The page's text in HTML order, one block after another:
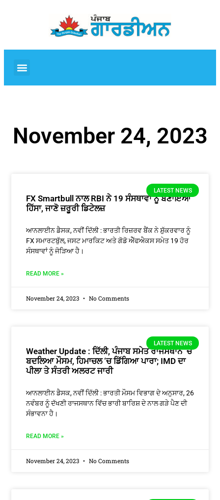
November 24, 2023
LATEST NEWS
FX Smartbull ਨਾਲ RBI ਨੇ 19 ਸੰਸਥਾਵਾਂ ਨੂੰ ਬਣਾਇਆ
ਹਿੱਸਾ, ਜਾਣੋ ਜ਼ਰੂਰੀ ਡਿਟੇਲਜ਼
ਆਨਲਾਈਨ ਡੈਸਕ, ਨਵੀਂ ਦਿੱਲੀ : ਭਾਰਤੀ ਰਿਜ਼ਰਵ ਬੈਂਕ ਨੇ ਸ਼ੁੱਕਰਵਾਰ ਨੂੰ
FX ਸਮਾਰਟਬੁੱਲ, ਜਸਟ ਮਾਰਕਿਟ ਅਤੇ ਗੋਡੋ ਐੱਫਐਕਸ ਸਮੇਤ 19 ਹੋਰ
ਸੰਸਥਾਵਾਂ ਨੂੰ ਜੋੜਿਆ ਹੈ।
READ MORE »
November 24, 2023 No Comments
LATEST NEWS
Weather Update : ਦਿੱਲੀ, ਪੰਜਾਬ ਸਮੇਤ ਰਾਜਸਥਾਨ ‘ਚ
ਬਦਲਿਆ ਮੌਸਮ, ਹਿਮਾਚਲ ‘ਚ ਡਿੱਗਿਆ ਪਾਰਾ; IMD ਦਾ
ਪੀਲਾ ਤੇ ਸੰਤਰੀ ਅਲਰਟ ਜਾਰੀ
ਆਨਲਾਈਨ ਡੈਸਕ, ਨਵੀਂ ਦਿੱਲੀ : ਭਾਰਤੀ ਮੌਸਮ ਵਿਭਾਗ ਦੇ ਅਨੁਸਾਰ, 26
ਨਵੰਬਰ ਨੂੰ ਦੱਖਣੀ ਰਾਜਸਥਾਨ ਵਿੱਚ ਭਾਰੀ ਬਾਰਿਸ਼ ਦੇ ਨਾਲ ਗੜੇ ਪੈਣ ਦੀ
ਸੰਭਾਵਨਾ ਹੈ।
READ MORE »
November 24, 2023 No Comments